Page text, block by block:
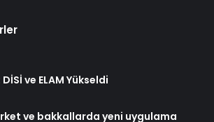
ve ELAM Yükseldi
ve bakkallarda yeni uygulama